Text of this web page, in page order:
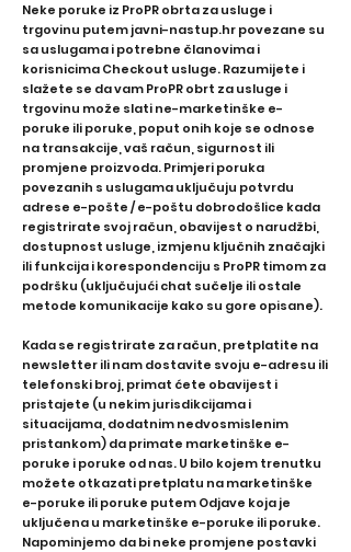
Neke poruke iz ProPR obrta za usluge i
trgovinu putem javni-nastup.hr povezane su
sa uslugama i potrebne članovima i
korisnicima Checkout usluge. Razumijete i
slažete se da vam ProPR obrt za usluge i
trgovinu može slati ne-marketinške e-
poruke ili poruke, poput onih koje se odnose
na transakcije, vaš račun, sigurnost ili
promjene proizvoda. Primjeri poruka
povezanih s uslugama uključuju potvrdu
adrese e-pošte / e-poštu dobrodošlice kada
registrirate svoj račun, obavijest o narudžbi,
dostupnost usluge, izmjenu ključnih značajki
ili funkcija i korespondenciju s ProPR timom za
podršku (uključujući chat sučelje ili ostale
metode komunikacije kako su gore opisane).
Kada se registrirate za račun, pretplatite na
newsletter ili nam dostavite svoju e-adresu ili
telefonski broj, primat ćete obavijest i
pristajete (u nekim jurisdikcijama i
situacijama, dodatnim nedvosmislenim
pristankom) da primate marketinške e-
poruke i poruke od nas. U bilo kojem trenutku
možete otkazati pretplatu na marketinške
e-poruke ili poruke putem Odjave koja je
uključena u marketinške e-poruke ili poruke.
Napominjemo da bi neke promjene postavki